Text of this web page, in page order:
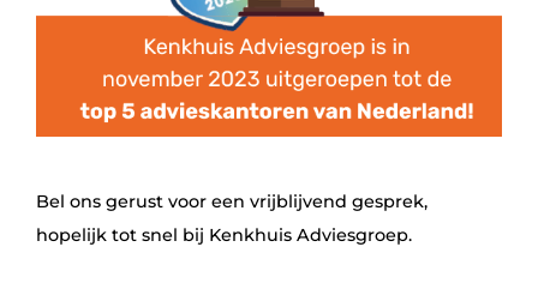
Bel ons gerust voor een vrijblijvend gesprek,
hopelijk tot snel bij Kenkhuis Adviesgroep.